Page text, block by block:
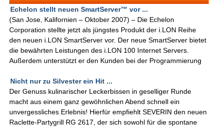
Echelon stellt neuen SmartServer™ vor ...
(San Jose, Kalifornien – Oktober 2007) – Die Echelon
Corporation stellte jetzt als jüngstes Produkt der i.LON Reihe
den neuen i.LON SmartServer vor. Der neue SmartServer bietet
die bewährten Leistungen des i.LON 100 Internet Servers.
Außerdem unterstützt er den Kunden bei der Programmierung
Nicht nur zu Silvester ein Hit ...
Der Genuss kulinarischer Leckerbissen in geselliger Runde
macht aus einem ganz gewöhnlichen Abend schnell ein
unvergessliches Erlebnis! Hierfür empfiehlt SEVERIN den neuen
Raclette-Partygrill RG 2617, der sich sowohl für die spontane